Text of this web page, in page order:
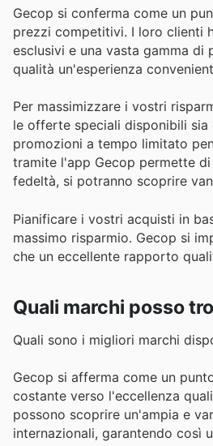
Gecop si conferma come un
prezzi competitivi. I loro clienti
esclusivi e una vasta gamma
qualità un'esperienza
Per massimizzare i vostri
le offerte speciali disponibili
promozioni a tempo limitato
tramite l'app Gecop permette
fedeltà, si potranno scoprire
Pianificare i vostri acquisti in
massimo risparmio. Gecop si
che un eccellente rapporto
Quali marchi posso
Quali sono i migliori marchi
Gecop si afferma come un
costante verso l'eccellenza
possono scoprire un'ampia e
internazionali, garantendo così